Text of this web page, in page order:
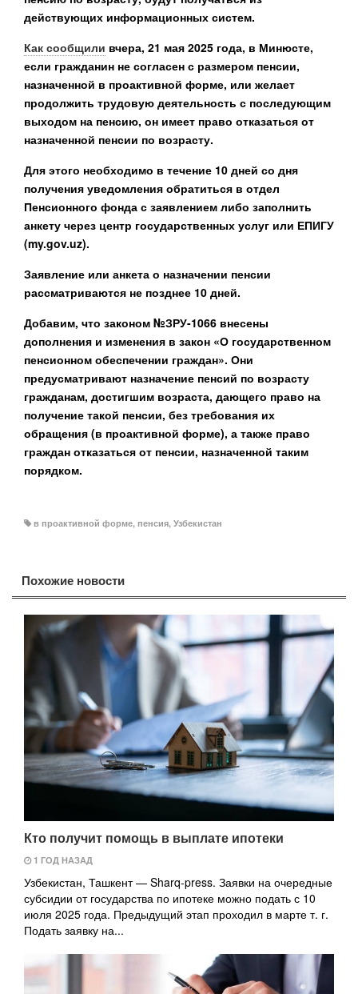
действующих информационных систем.
Как сообщили вчера, 21 мая 2025 года, в Минюсте,
если гражданин не согласен с размером пенсии,
назначенной в проактивной форме, или желает
продолжить трудовую деятельность с последующим
выходом на пенсию, он имеет право отказаться от
назначенной пенсии по возрасту.
Для этого необходимо в течение 10 дней со дня
получения уведомления обратиться в отдел
Пенсионного фонда с заявлением либо заполнить
анкету через центр государственных услуг или ЕПИГУ
(my.gov.uz).
Заявление или анкета о назначении пенсии
рассматриваются не позднее 10 дней.
Добавим, что законом №ЗРУ-1066 внесены
дополнения и изменения в закон «О государственном
пенсионном обеспечении граждан». Они
предусматривают назначение пенсий по возрасту
гражданам, достигшим возраста, дающего право на
получение такой пенсии, без требования их
обращения (в проактивной форме), а также право
граждан отказаться от пенсии, назначенной таким
порядком.
в проактивной форме, пенсия, Узбекистан
Похожие новости
Кто получит помощь в выплате ипотеки
1 ГОД НАЗАД
Узбекистан, Ташкент — Sharq-press. Заявки на очередные
субсидии от государства по ипотеке можно подать с 10
июля 2025 года. Предыдущий этап проходил в марте т. г.
Подать заявку на...